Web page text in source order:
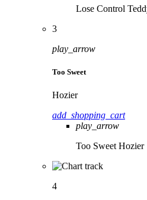
Lose Control
3
play_arrow
Too Sweet
Hozier
add_shopping_cart
play_arrow
Too Sweet Hozier
4